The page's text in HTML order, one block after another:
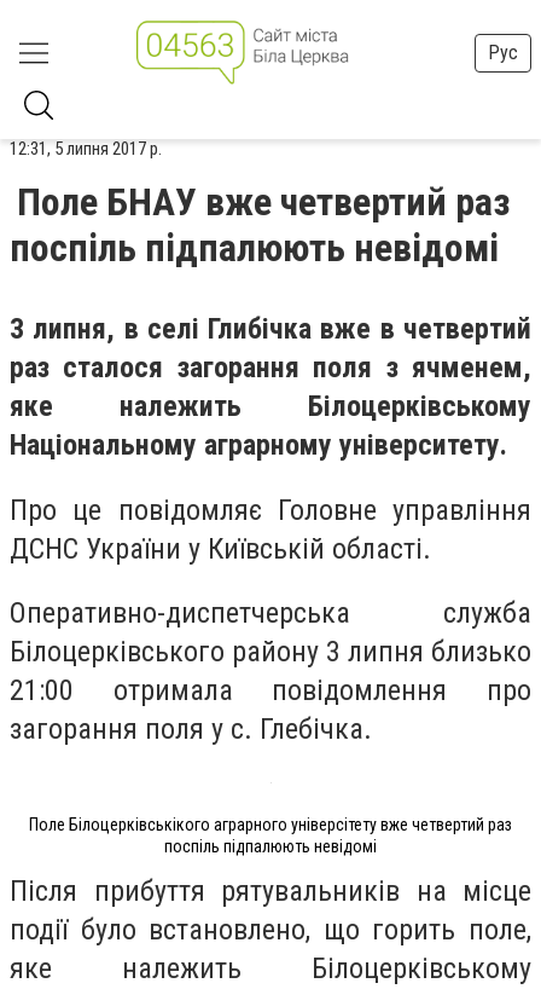
Рус
12:31, 5 липня 2017 р.
Поле БНАУ вже четвертий раз
поспіль підпалюють невідомі
3 липня, в селі Глибічка вже в четвертий
раз сталося загорання поля з ячменем,
яке належить Білоцерківському
Національному аграрному університету.
Про це повідомляє Головне управління
ДСНС України у Київській області.
Оперативно-диспетчерська служба
Білоцерківського району 3 липня близько
21:00 отримала повідомлення про
загорання поля у с. Глебічка.
Поле Білоцерківськікого аграрного універсітету вже четвертий раз
поспіль підпалюють невідомі
Після прибуття рятувальників на місце
події було встановлено, що горить поле,
яке належить Білоцерківському